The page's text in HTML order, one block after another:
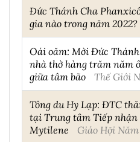
Đức Thánh Cha
gia nào trong năm 2022?
Oái oăm: Mời Đức
nhà thờ hàng trăm năm
giữa tâm bão
Thế Giới
Tông du Hy Lạp: ĐTC
tại Trung tâm Tiếp
Mytilene
Giáo Hội